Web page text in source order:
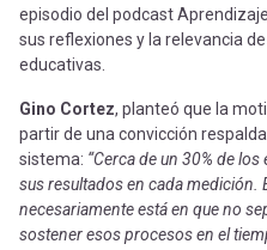
episodio del podcast
sus reflexiones y la relevancia
educativas.
Gino Cortez, planteó que la
partir de una convicción
sistema: “Cerca de un 30% de
sus resultados en cada medición.
necesariamente está en que no
sostener esos procesos en el